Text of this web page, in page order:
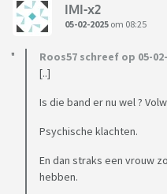
IMI-x2
05-02-2025 om 08:25
Roos57 schreef op 05-
[..]
Is die band er nu wel ?
Psychische klachten.
En dan straks een vrouw
hebben.